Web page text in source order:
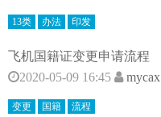
13类 办法 印发
飞机国籍证变更申请流程
2020-05-09 16:45
mycax
变更 国籍 流程